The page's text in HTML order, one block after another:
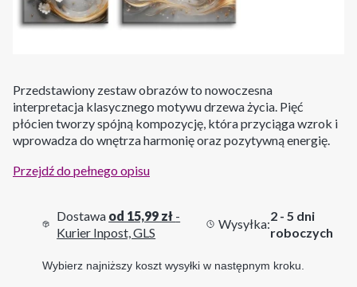
Przedstawiony zestaw obrazów to nowoczesna
interpretacja klasycznego motywu drzewa życia. Pięć
płócien tworzy spójną kompozycję, która przyciąga wzrok i
wprowadza do wnętrza harmonię oraz pozytywną energię.
Przejdź do pełnego opisu
Dostawa od 15,99 zł -
Kurier Inpost, GLS
Wysyłka:
2 - 5 dni
roboczych
Wybierz najniższy koszt wysyłki w następnym kroku.